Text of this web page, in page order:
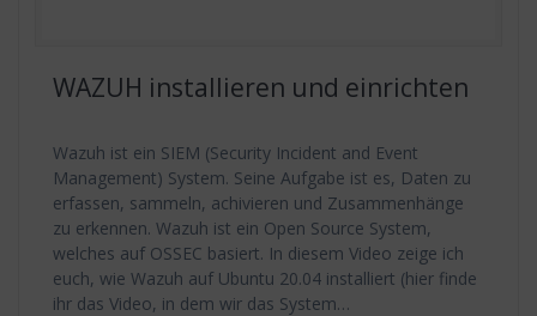
WAZUH installieren und einrichten
Wazuh ist ein SIEM (Security Incident and Event
Management) System. Seine Aufgabe ist es, Daten zu
erfassen, sammeln, achivieren und Zusammenhänge
zu erkennen. Wazuh ist ein Open Source System,
welches auf OSSEC basiert. In diesem Video zeige ich
euch, wie Wazuh auf Ubuntu 20.04 installiert (hier finde
ihr das Video, in dem wir das System…